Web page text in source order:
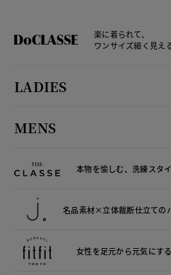
楽に着られて、
ワンサイズ細く見え
LADIES
MENS
本物を愉しむ、洗練スタ
名品素材×立体裁断仕立ての
女性を足元から元気にする